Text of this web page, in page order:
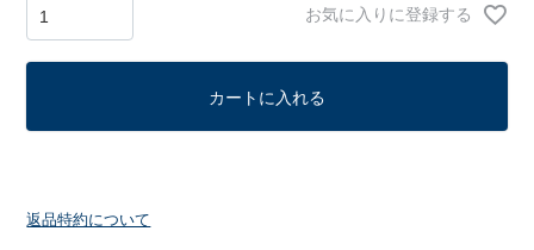
お気に入りに登録する
カートに入れる
返品特約について